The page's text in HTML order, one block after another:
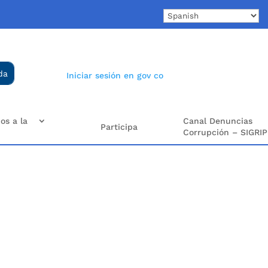
Iniciar sesión en gov co
a la
Participa
Canal Denuncias
Corrupción – SIGRIP